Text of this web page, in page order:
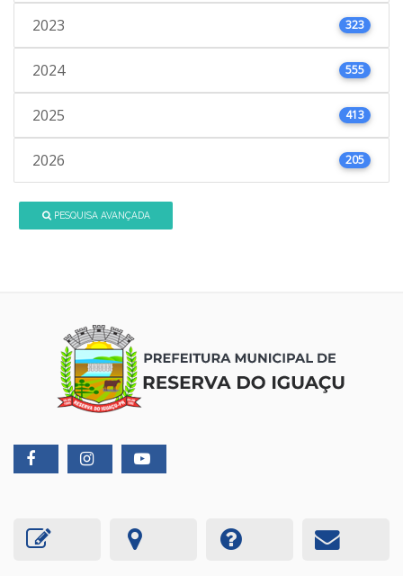
2023 323
2024 555
2025 413
2026 205
PESQUISA AVANÇADA